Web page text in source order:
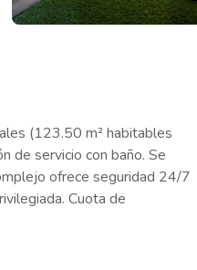
(123.50 m² habitables
de servicio con baño. Se
ofrece seguridad 24/7
Cuota de